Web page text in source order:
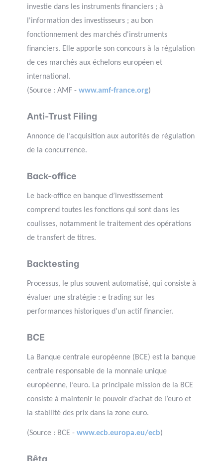
investie dans les instruments financiers ; à
l'information des investisseurs ; au bon
fonctionnement des marchés d'instruments
financiers. Elle apporte son concours à la régulation
de ces marchés aux échelons européen et
international.
(Source : AMF - www.amf-france.org)
Anti-Trust Filing
Annonce de l’acquisition aux autorités de régulation
de la concurrence.
Back-office
Le back-office en banque d’investissement
comprend toutes les fonctions qui sont dans les
coulisses, notamment le traitement des opérations
de transfert de titres.
Backtesting
Processus, le plus souvent automatisé, qui consiste à
évaluer une stratégie : e trading sur les
performances historiques d’un actif financier.
BCE
La Banque centrale européenne (BCE) est la banque
centrale responsable de la monnaie unique
européenne, l’euro. La principale mission de la BCE
consiste à maintenir le pouvoir d’achat de l’euro et
la stabilité des prix dans la zone euro.
(Source : BCE - www.ecb.europa.eu/ecb)
Bêta